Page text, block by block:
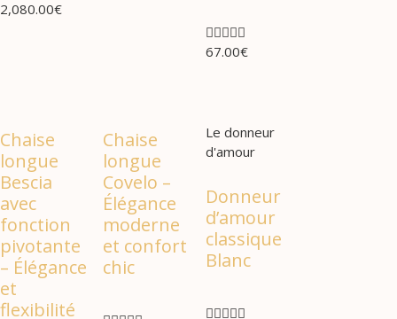
2,080.00€

67.00€
Chaise
longue
Bescia
avec
fonction
pivotante
– Élégance
et
flexibilité
Chaise
longue
Covelo –
Élégance
moderne
et confort
chic
Le donneur
d'amour
Donneur
d’amour
classique
Blanc
